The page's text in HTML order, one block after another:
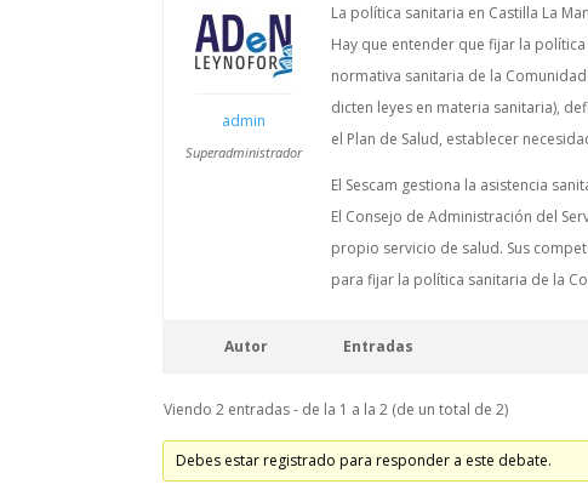
admin
Superadministrador
La política sanitaria en Castilla La
Hay que entender que fijar la
normativa sanitaria de la
dicten leyes en materia sanitaria),
el Plan de Salud, establecer
El Sescam gestiona la asistencia
El Consejo de Administración del
propio servicio de salud. Sus
para fijar la política sanitaria de la
Autor Entradas
Viendo 2 entradas - de la 1 a la 2 (de un total de 2)
Debes estar registrado para responder a este debate.